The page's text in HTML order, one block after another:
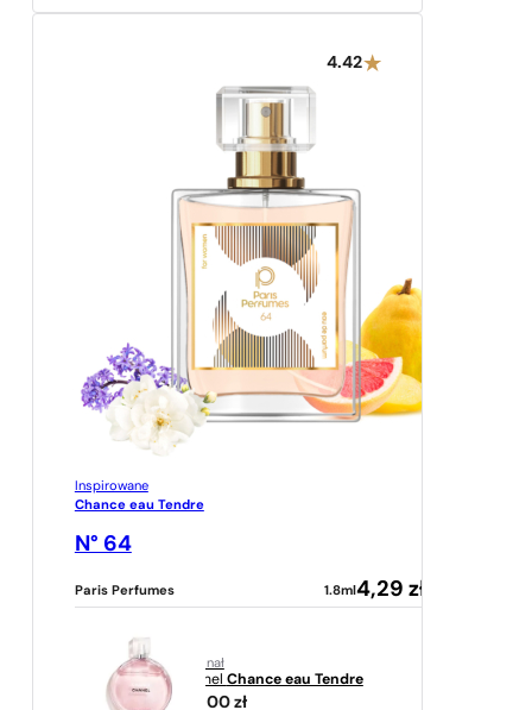
4.42
Inspirowane
Chance eau Tendre
N° 64
Paris Perfumes 1.8ml 4,29 zł
oryginał
Chanel Chance eau Tendre
719,00 zł